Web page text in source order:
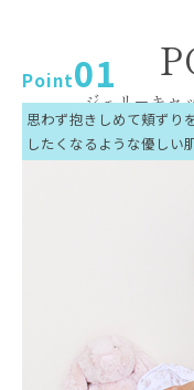
ジェリーキャ
Point01
思わず抱きしめて頬ずり
したくなるような優しい